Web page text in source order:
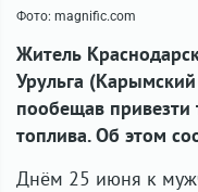
Фото: magnific.com
Житель
Урульга
пообещав привезти
топлива. Об этом
Днём 25 июня к